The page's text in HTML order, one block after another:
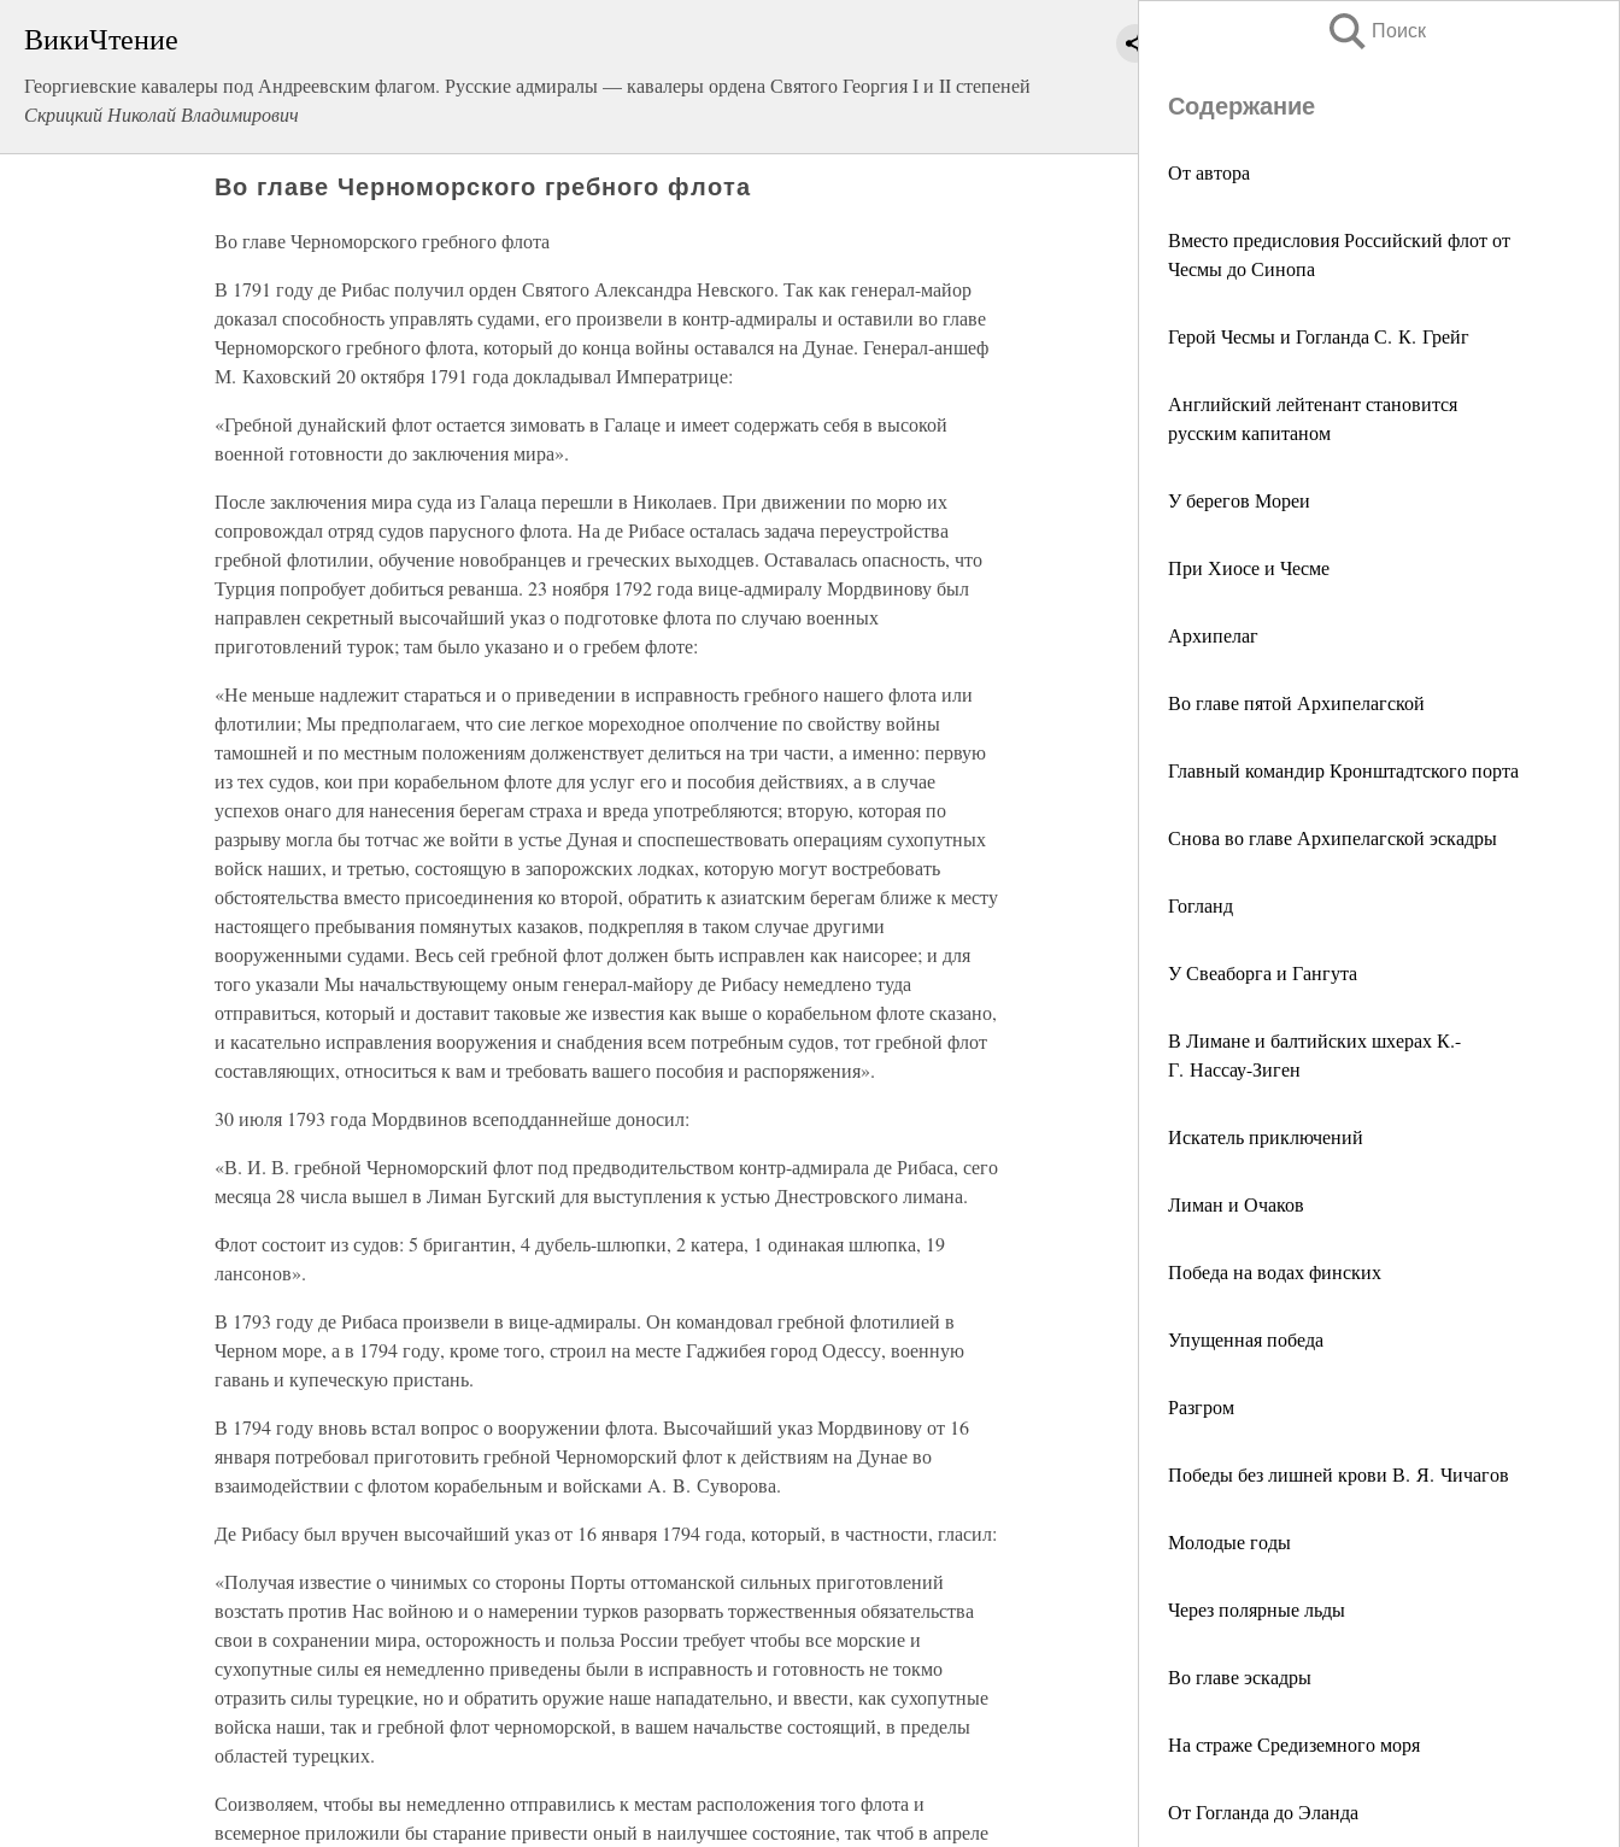
ВикиЧтение
Георгиевские кавалеры под Андреевским флагом. Русские адмиралы — кавалеры ордена Святого Георгия I и II степеней
Скрицкий Николай Владимирович
Поиск
Содержание
От автора
Вместо предисловия Российский флот от
Чесмы до Синопа
Герой Чесмы и Гогланда С. К. Грейг
Английский лейтенант становится
русским капитаном
У берегов Мореи
При Хиосе и Чесме
Архипелаг
Во главе пятой Архипелагской
Главный командир Кронштадтского порта
Снова во главе Архипелагской эскадры
Гогланд
У Свеаборга и Гангута
В Лимане и балтийских шхерах К.-
Г. Нассау-Зиген
Искатель приключений
Лиман и Очаков
Победа на водах финских
Упущенная победа
Разгром
Победы без лишней крови В. Я. Чичагов
Молодые годы
Через полярные льды
Во главе эскадры
На страже Средиземного моря
От Гогланда до Эланда
Во главе Черноморского гребного флота
Во главе Черноморского гребного флота
В 1791 году де Рибас получил орден Святого Александра Невского. Так как генерал-майор
доказал способность управлять судами, его произвели в контр-адмиралы и оставили во главе
Черноморского гребного флота, который до конца войны оставался на Дунае. Генерал-аншеф
М. Каховский 20 октября 1791 года докладывал Императрице:
«Гребной дунайский флот остается зимовать в Галаце и имеет содержать себя в высокой
военной готовности до заключения мира».
После заключения мира суда из Галаца перешли в Николаев. При движении по морю их
сопровождал отряд судов парусного флота. На де Рибасе осталась задача переустройства
гребной флотилии, обучение новобранцев и греческих выходцев. Оставалась опасность, что
Турция попробует добиться реванша. 23 ноября 1792 года вице-адмиралу Мордвинову был
направлен секретный высочайший указ о подготовке флота по случаю военных
приготовлений турок; там было указано и о гребем флоте:
«Не меньше надлежит стараться и о приведении в исправность гребного нашего флота или
флотилии; Мы предполагаем, что сие легкое мореходное ополчение по свойству войны
тамошней и по местным положениям долженствует делиться на три части, а именно: первую
из тех судов, кои при корабельном флоте для услуг его и пособия действиях, а в случае
успехов онаго для нанесения берегам страха и вреда употребляются; вторую, которая по
разрыву могла бы тотчас же войти в устье Дуная и споспешествовать операциям сухопутных
войск наших, и третью, состоящую в запорожских лодках, которую могут востребовать
обстоятельства вместо присоединения ко второй, обратить к азиатским берегам ближе к месту
настоящего пребывания помянутых казаков, подкрепляя в таком случае другими
вооруженными судами. Весь сей гребной флот должен быть исправлен как наисорее; и для
того указали Мы начальствующему оным генерал-майору де Рибасу немедлено туда
отправиться, который и доставит таковые же известия как выше о корабельном флоте сказано,
и касательно исправления вооружения и снабдения всем потребным судов, тот гребной флот
составляющих, относиться к вам и требовать вашего пособия и распоряжения».
30 июля 1793 года Мордвинов всеподданнейше доносил:
«В. И. В. гребной Черноморский флот под предводительством контр-адмирала де Рибаса, сего
месяца 28 числа вышел в Лиман Бугский для выступления к устью Днестровского лимана.
Флот состоит из судов: 5 бригантин, 4 дубель-шлюпки, 2 катера, 1 одинакая шлюпка, 19
лансонов».
В 1793 году де Рибаса произвели в вице-адмиралы. Он командовал гребной флотилией в
Черном море, а в 1794 году, кроме того, строил на месте Гаджибея город Одессу, военную
гавань и купеческую пристань.
В 1794 году вновь встал вопрос о вооружении флота. Высочайший указ Мордвинову от 16
января потребовал приготовить гребной Черноморский флот к действиям на Дунае во
взаимодействии с флотом корабельным и войсками A. B. Суворова.
Де Рибасу был вручен высочайший указ от 16 января 1794 года, который, в частности, гласил:
«Получая известие о чинимых со стороны Порты оттоманской сильных приготовлений
возстать против Нас войною и о намерении турков разорвать торжественныя обязательства
свои в сохранении мира, осторожность и польза России требует чтобы все морские и
сухопутные силы ея немедленно приведены были в исправность и готовность не токмо
отразить силы турецкие, но и обратить оружие наше нападательно, и ввести, как сухопутные
войска наши, так и гребной флот черноморской, в вашем начальстве состоящий, в пределы
областей турецких.
Соизволяем, чтобы вы немедленно отправились к местам расположения того флота и
всемерное приложили бы старание привести оный в наилучшее состояние, так чтоб в апреле